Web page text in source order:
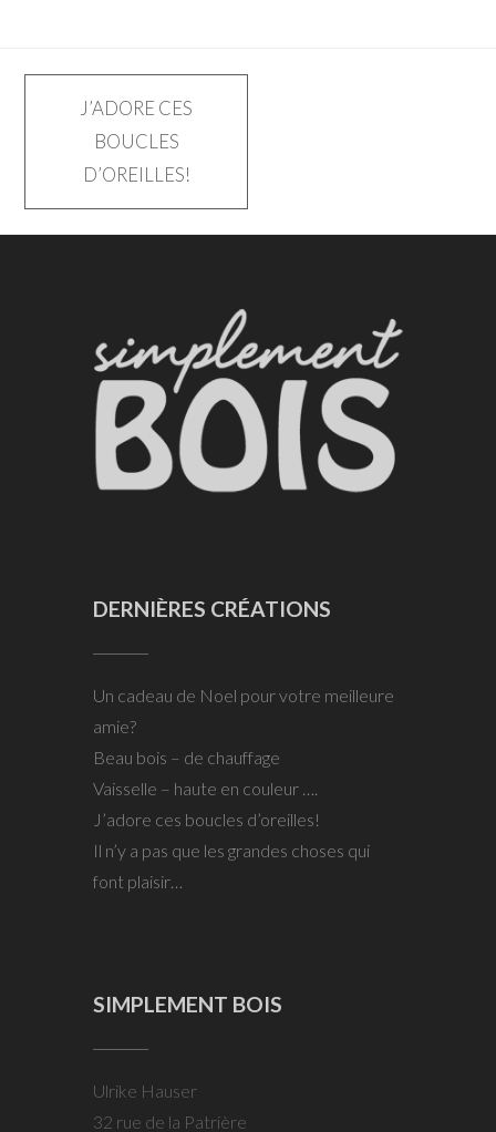
Navigation
J’ADORE CES
BOUCLES
D’OREILLES!
DERNIÈRES CRÉATIONS
Un cadeau de Noel pour votre meilleure
amie?
Beau bois – de chauffage
Vaisselle – haute en couleur ….
J’adore ces boucles d’oreilles!
Il n’y a pas que les grandes choses qui
font plaisir…
SIMPLEMENT BOIS
Ulrike Hauser
32 rue de la Patrière